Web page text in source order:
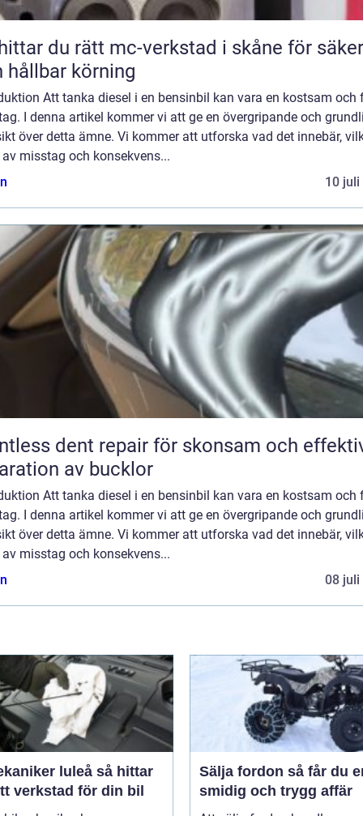
du rätt mc-verkstad i skåne för säker
hållbar körning
Att tanka diesel i en bensinbil kan vara en kostsam och
I denna artikel kommer vi att ge en övergripande och
över detta ämne. Vi kommer att utforska vad det innebär,
misstag och konsekvens...
10 juli
dent repair för skonsam och
av bucklor
Att tanka diesel i en bensinbil kan vara en kostsam och
I denna artikel kommer vi att ge en övergripande och
över detta ämne. Vi kommer att utforska vad det innebär,
misstag och konsekvens...
08 juli
luleå så hittar
verkstad för din bil
Sälja fordon så får du en
smidig och trygg affär